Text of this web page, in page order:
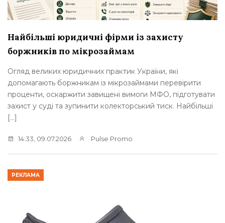
Найбільші юридичні фірми із захисту
боржників по мікрозаймам
Огляд великих юридичних практик України, які
допомагають боржникам із мікрозаймами перевірити
проценти, оскаржити завищені вимоги МФО, підготувати
захист у суді та зупинити колекторський тиск. Найбільші
[…]
14:33, 09.07.2026 Pulse Promo
РЕКЛАМА